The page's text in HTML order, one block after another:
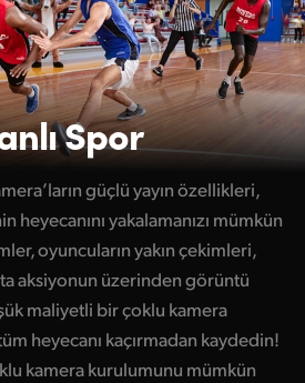
Spor
güçlü yayın özellikleri,
heyecanını yakalamanızı mümkün
oyuncuların yakın çekimleri,
aksiyonun üzerinden görüntü
maliyetli bir çoklu kamera
heyecanı kaçırmadan kaydedin!
kamera kurulumunu mümkün